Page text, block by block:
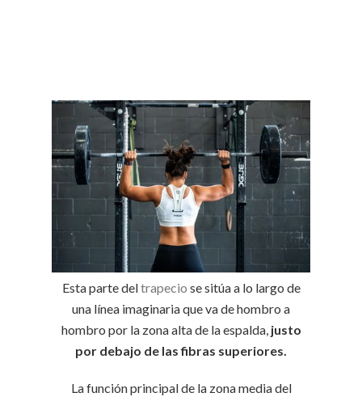
Esta parte deltrapecio se sitúa a lo largo de
una línea imaginaria que va de hombro a
hombro por la zona alta de la espalda, justo
por debajo de las fibras superiores.
La función principal de la zona media del